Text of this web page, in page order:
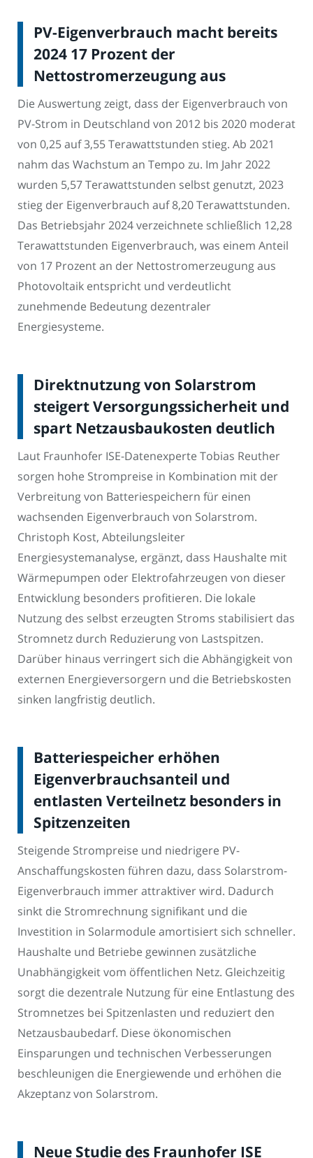
PV-Eigenverbrauch macht bereits
2024 17 Prozent der
Nettostromerzeugung aus
Die Auswertung zeigt, dass der Eigenverbrauch von
PV-Strom in Deutschland von 2012 bis 2020 moderat
von 0,25 auf 3,55 Terawattstunden stieg. Ab 2021
nahm das Wachstum an Tempo zu. Im Jahr 2022
wurden 5,57 Terawattstunden selbst genutzt, 2023
stieg der Eigenverbrauch auf 8,20 Terawattstunden.
Das Betriebsjahr 2024 verzeichnete schließlich 12,28
Terawattstunden Eigenverbrauch, was einem Anteil
von 17 Prozent an der Nettostromerzeugung aus
Photovoltaik entspricht und verdeutlicht
zunehmende Bedeutung dezentraler
Energiesysteme.
Direktnutzung von Solarstrom
steigert Versorgungssicherheit und
spart Netzausbaukosten deutlich
Laut Fraunhofer ISE-Datenexperte Tobias Reuther
sorgen hohe Strompreise in Kombination mit der
Verbreitung von Batteriespeichern für einen
wachsenden Eigenverbrauch von Solarstrom.
Christoph Kost, Abteilungsleiter
Energiesystemanalyse, ergänzt, dass Haushalte mit
Wärmepumpen oder Elektrofahrzeugen von dieser
Entwicklung besonders profitieren. Die lokale
Nutzung des selbst erzeugten Stroms stabilisiert das
Stromnetz durch Reduzierung von Lastspitzen.
Darüber hinaus verringert sich die Abhängigkeit von
externen Energieversorgern und die Betriebskosten
sinken langfristig deutlich.
Batteriespeicher erhöhen
Eigenverbrauchsanteil und
entlasten Verteilnetz besonders in
Spitzenzeiten
Steigende Strompreise und niedrigere PV-
Anschaffungskosten führen dazu, dass Solarstrom-
Eigenverbrauch immer attraktiver wird. Dadurch
sinkt die Stromrechnung signifikant und die
Investition in Solarmodule amortisiert sich schneller.
Haushalte und Betriebe gewinnen zusätzliche
Unabhängigkeit vom öffentlichen Netz. Gleichzeitig
sorgt die dezentrale Nutzung für eine Entlastung des
Stromnetzes bei Spitzenlasten und reduziert den
Netzausbaubedarf. Diese ökonomischen
Einsparungen und technischen Verbesserungen
beschleunigen die Energiewende und erhöhen die
Akzeptanz von Solarstrom.
Neue Studie des Fraunhofer ISE